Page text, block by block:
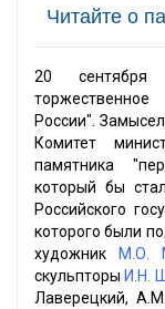
Читайте о
20 сентября
России".
Комитет
памятника
который бы
Российского
которого были
художник
М.О.
скульпторы И.Н.
Лаверецкий,